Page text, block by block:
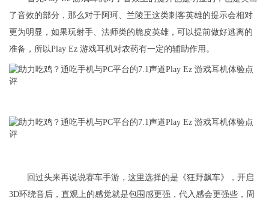
了音效的部分，那么对于阿珂、兰陵王这类刺客英雄的提示会相对
更为明显，如果玩射手、法师类的脆皮英雄，可以提前做好逃离的
准备，所以Play Ez 游戏耳机对农药有一定的辅助作用。
回过头来再说说赛车手游，这里选择的是《狂野飙车》，开启
3D环绕音后，直观上的感觉就是包围感更强，代入感会更强些，周